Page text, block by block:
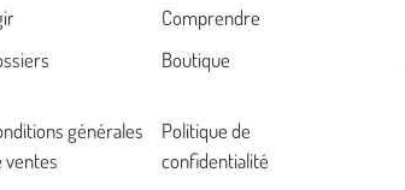
Comprendre
Boutique
générales
ventes
Politique de
confidentialité